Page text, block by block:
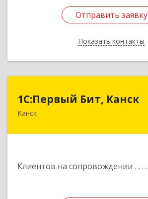
Отправить заявку
Показать контакты
Отправить заявку
Назад
1С:Первый Бит, Канск
Канск
Клиентов на сопровождении